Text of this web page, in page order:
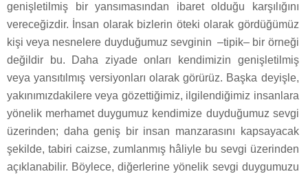
genişletilmiş bir yansımasından ibaret olduğu karşılığını
vereceğizdir. İnsan olarak bizlerin öteki olarak gördüğümüz
kişi veya nesnelere duyduğumuz sevginin –tipik– bir örneği
değildir bu. Daha ziyade onları kendimizin genişletilmiş
veya yansıtılmış versiyonları olarak görürüz. Başka deyişle,
yakınımızdakilere veya gözettiğimiz, ilgilendiğimiz insanlara
yönelik merhamet duygumuz kendimize duyduğumuz sevgi
üzerinden; daha geniş bir insan manzarasını kapsayacak
şekilde, tabiri caizse, zumlanmış hâliyle bu sevgi üzerinden
açıklanabilir. Böylece, diğerlerine yönelik sevgi duygumuzu